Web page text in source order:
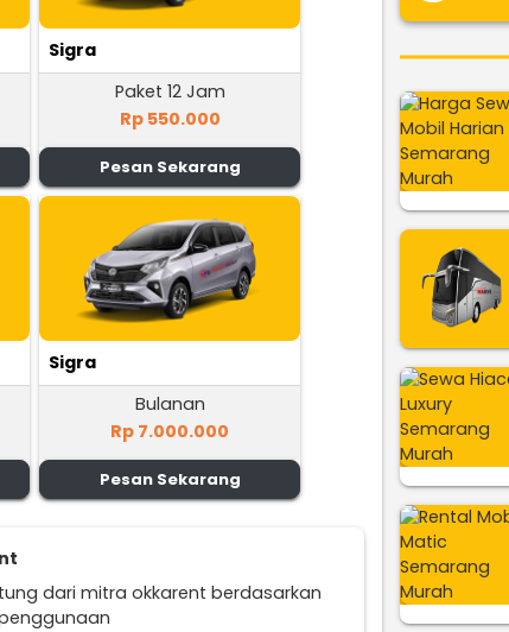
Sigra
Paket 12 Jam
Rp 550.000
Pesan Sekarang
Sigra
Bulanan
Rp 7.000.000
Pesan Sekarang
dari mitra okkarent berdasarkan